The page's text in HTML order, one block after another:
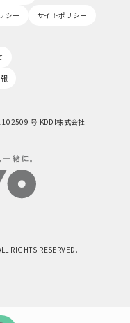
シー
サイトポリシー
号 KDDI株式会社
RIGHTS RESERVED.